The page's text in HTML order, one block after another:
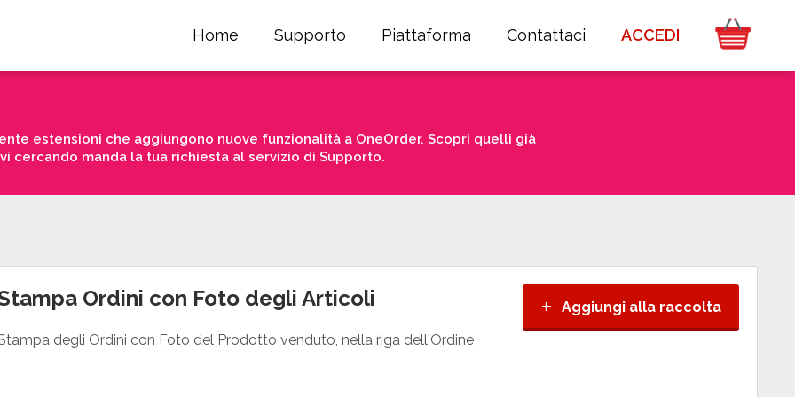
Home Supporto Piattaforma Contattaci ACCEDI
estensioni che aggiungono nuove funzionalità a OneOrder. Scopri quelli già
cercando manda la tua richiesta al servizio di Supporto.
+ Aggiungi alla raccolta
Ordini con Foto degli Articoli
degli Ordini con Foto del Prodotto venduto, nella riga dell'Ordine